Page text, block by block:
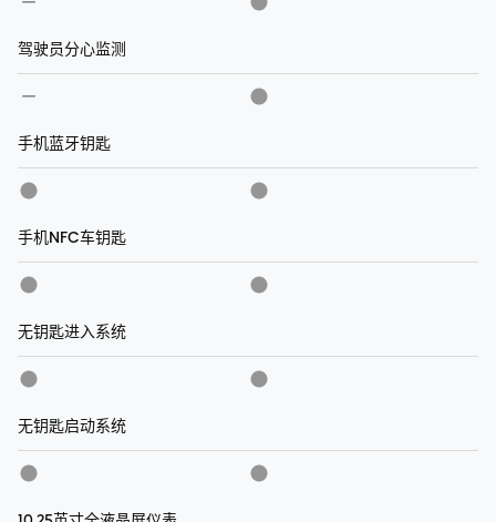
驾驶员分心监测
手机蓝牙钥匙
手机NFC车钥匙
无钥匙进入系统
无钥匙启动系统